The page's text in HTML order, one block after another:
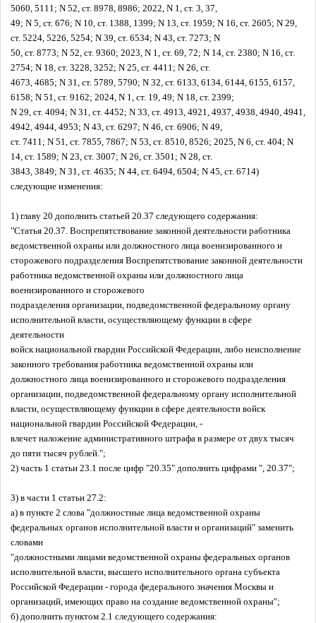
5060, 5111; N 52, ст. 8978, 8986; 2022, N 1, ст. 3, 37,
49; N 5, ст. 676; N 10, ст. 1388, 1399; N 13, ст. 1959; N 16, ст. 2605; N 29,
ст. 5224, 5226, 5254; N 39, ст. 6534; N 43, ст. 7273; N
50, ст. 8773; N 52, ст. 9360; 2023, N 1, ст. 69, 72; N 14, ст. 2380; N 16, ст.
2754; N 18, ст. 3228, 3252; N 25, ст. 4411; N 26, ст.
4673, 4685; N 31, ст. 5789, 5790; N 32, ст. 6133, 6134, 6144, 6155, 6157,
6158; N 51, ст. 9162; 2024, N 1, ст. 19, 49; N 18, ст. 2399;
N 29, ст. 4094; N 31, ст. 4452; N 33, ст. 4913, 4921, 4937, 4938, 4940, 4941,
4942, 4944, 4953; N 43, ст. 6297; N 46, ст. 6906; N 49,
ст. 7411; N 51, ст. 7855, 7867; N 53, ст. 8510, 8526; 2025, N 6, ст. 404; N
14, ст. 1589; N 23, ст. 3007; N 26, ст. 3501; N 28, ст.
3843, 3849; N 31, ст. 4635; N 44, ст. 6494, 6504; N 45, ст. 6714)
следующие изменения:
1) главу 20 дополнить статьей 20.37 следующего содержания:
"Статья 20.37. Воспрепятствование законной деятельности работника
ведомственной охраны или должностного лица военизированного и
сторожевого подразделения Воспрепятствование законной деятельности
работника ведомственной охраны или должностного лица
военизированного и сторожевого
подразделения организации, подведомственной федеральному органу
исполнительной власти, осуществляющему функции в сфере
деятельности
войск национальной гвардии Российской Федерации, либо неисполнение
законного требования работника ведомственной охраны или
должностного лица военизированного и сторожевого подразделения
организации, подведомственной федеральному органу исполнительной
власти, осуществляющему функции в сфере деятельности войск
национальной гвардии Российской Федерации, -
влечет наложение административного штрафа в размере от двух тысяч
до пяти тысяч рублей.";
2) часть 1 статьи 23.1 после цифр "20.35" дополнить цифрами ", 20.37";
3) в части 1 статьи 27.2:
а) в пункте 2 слова "должностные лица ведомственной охраны
федеральных органов исполнительной власти и организаций" заменить
словами
"должностными лицами ведомственной охраны федеральных органов
исполнительной власти, высшего исполнительного органа субъекта
Российской Федерации - города федерального значения Москвы и
организаций, имеющих право на создание ведомственной охраны";
б) дополнить пунктом 2.1 следующего содержания: